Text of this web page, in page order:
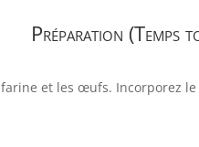
Préparation
et les œufs. Incorporez